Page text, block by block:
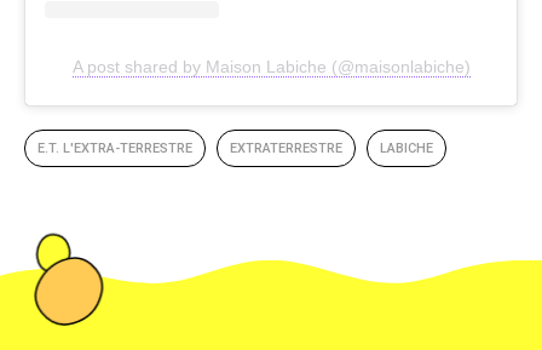
A post shared by Maison Labiche (@maisonlabiche)
E.T. L'EXTRA-TERRESTRE EXTRATERRESTRE LABICHE